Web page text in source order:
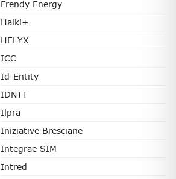
Frendy Energy
Haiki+
HELYX
ICC
Id-Entity
IDNTT
Ilpra
Iniziative Bresciane
Integrae SIM
Intred